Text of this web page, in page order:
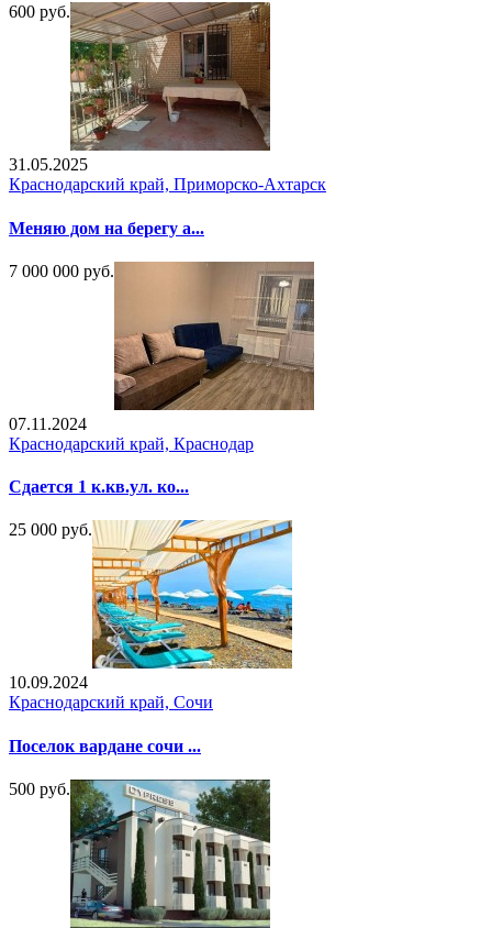
600 руб.
31.05.2025
Краснодарский край, Приморско-Ахтарск
Меняю дом на берегу а...
7 000 000 руб.
07.11.2024
Краснодарский край, Краснодар
Сдается 1 к.кв.ул. ко...
25 000 руб.
10.09.2024
Краснодарский край, Сочи
Поселок вардане сочи ...
500 руб.